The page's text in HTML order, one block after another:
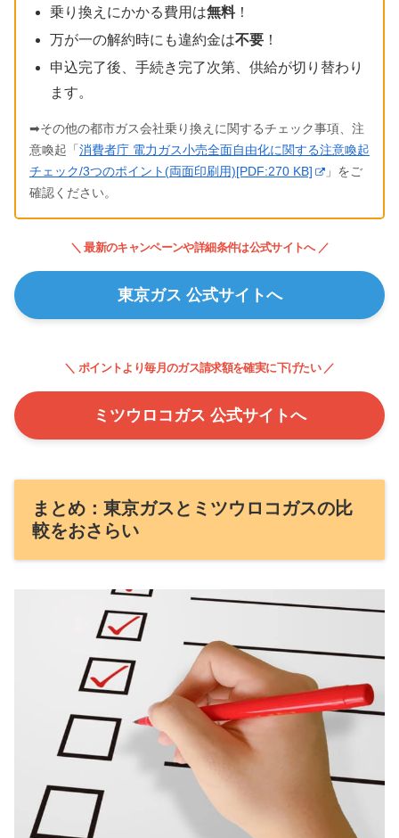
乗り換えにかかる費用は無料！
万が一の解約時にも違約金は不要 ！
申込完了後、手続き完了次第、供給が切り替わり
ます。
➡その他の都市ガス会社乗り換えに関するチェック事項、注
意喚起「 消費者庁 電力ガス小売全面自由化に関する注意喚起
チェック/3つのポイント(両面印刷用)[PDF:270 KB]
」をご
確認ください。
＼ 最新のキャンペーンや詳細条件は公式サイトへ ／
東京ガス 公式サイトへ
＼ ポイントより毎月のガス請求額を確実に下げたい ／
ミツウロコガス 公式サイトへ
まとめ：東京ガスとミツウロコガスの比
較をおさらい